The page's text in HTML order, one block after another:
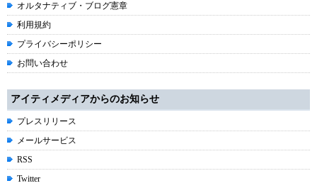
オルタナティブ・ブログ憲章
利用規約
プライバシーポリシー
お問い合わせ
アイティメディアからのお知らせ
プレスリリース
メールサービス
RSS
Twitter